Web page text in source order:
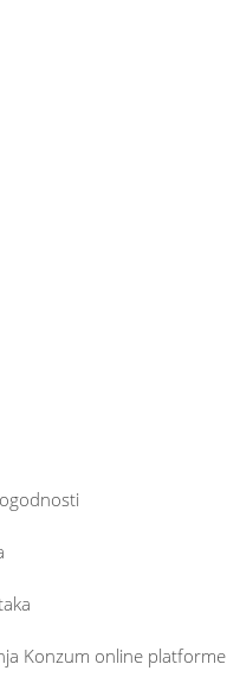
Konzum online platforme